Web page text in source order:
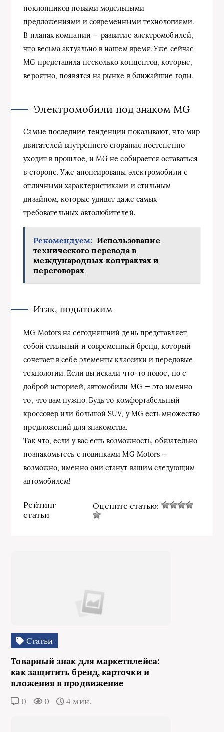
поклонников новыми модельными
предложениями и современными технологиями.
В планах компании — развитие электромобилей,
что весьма актуально в нашем время. Уже сейчас
MG представила несколько концептов, которые,
вероятно, появятся на рынке в ближайшие годы.
Электромобили под знаком MG
Самые последние тенденции показывают, что мир
двигателей внутреннего сгорания постепенно
уходит в прошлое, и MG не собирается оставаться
в стороне. Уже анонсированы электромобили с
отличными характеристиками и стильным
дизайном, которые удивят даже самых
требовательных автолюбителей.
Рекомендуем: Использование
технического перевода в
международных контрактах и
переговорах
Итак, подытожим
MG Motors на сегодняшний день представляет
собой стильный и современный бренд, который
сочетает в себе элементы классики и передовые
технологии. Если вы искали что-то новое, но с
доброй историей, автомобили MG — это именно
то, что вам нужно. Будь то комфортабельный
кроссовер или большой SUV, у MG есть множество
предложений для знакомства.
Так что, если у вас есть возможность, обязательно
познакомьтесь с новинками MG Motors —
возможно, именно они станут вашим следующим
автомобилем!
Рейтинг
статьи
Оцените статью:
Статьи
Товарный знак для маркетплейса:
как защитить бренд, карточки и
вложения в продвижение
0 0 4 мин.